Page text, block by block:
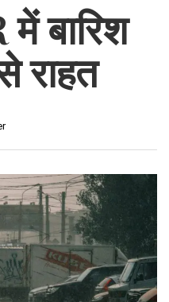
बारिश
राहत